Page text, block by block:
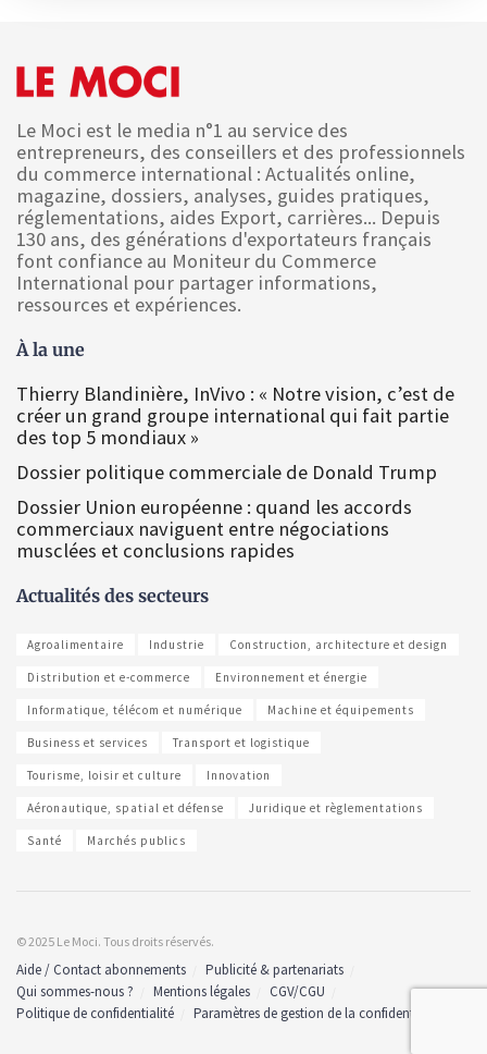
Le Moci est le media n°1 au service des
entrepreneurs, des conseillers et des professionnels
du commerce international : Actualités online,
magazine, dossiers, analyses, guides pratiques,
réglementations, aides Export, carrières... Depuis
130 ans, des générations d'exportateurs français
font confiance au Moniteur du Commerce
International pour partager informations,
ressources et expériences.
À la une
Thierry Blandinière, InVivo : « Notre vision, c’est de
créer un grand groupe international qui fait partie
des top 5 mondiaux »
Dossier politique commerciale de Donald Trump
Dossier Union européenne : quand les accords
commerciaux naviguent entre négociations
musclées et conclusions rapides
Actualités des secteurs
Agroalimentaire Industrie Construction, architecture et design
Distribution et e-commerce Environnement et énergie
Informatique, télécom et numérique Machine et équipements
Business et services Transport et logistique
Tourisme, loisir et culture Innovation
Aéronautique, spatial et défense Juridique et règlementations
Santé Marchés publics
© 2025 Le Moci. Tous droits réservés.
Aide / Contact abonnements
Publicité & partenariats
Qui sommes-nous ?
Mentions légales
CGV/CGU
Politique de confidentialité
Paramètres de gestion de la confidentialité